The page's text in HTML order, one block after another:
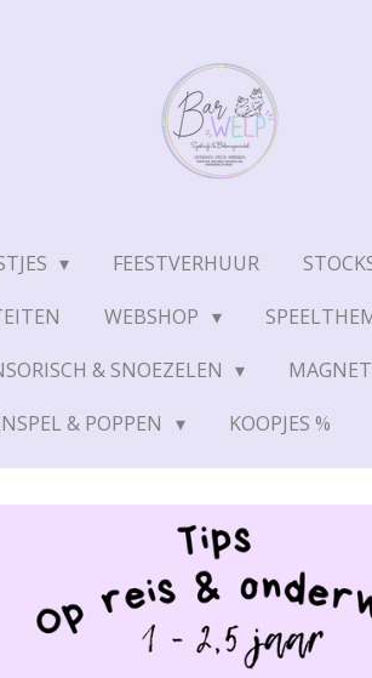
FEESTVERHUUR
WEBSHOP
& SNOEZELEN
& POPPEN KOOPJES %